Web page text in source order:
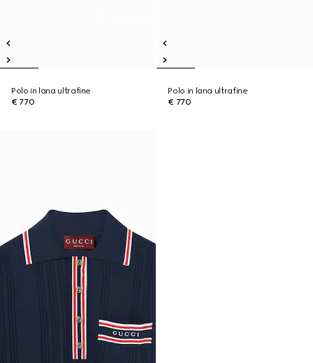
Polo in lana ultrafine
€ 770
Polo in lana ultrafine
€ 770